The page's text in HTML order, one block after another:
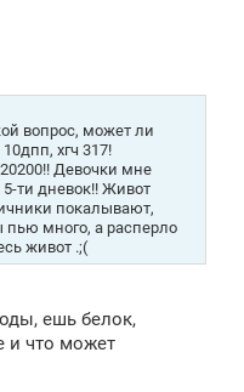
вопрос, может ли
хгч 317!
Девочки мне
ти дневок!! Живот
покалывают,
пью много, а расперло
живот .;(
ешь белок,
и что может